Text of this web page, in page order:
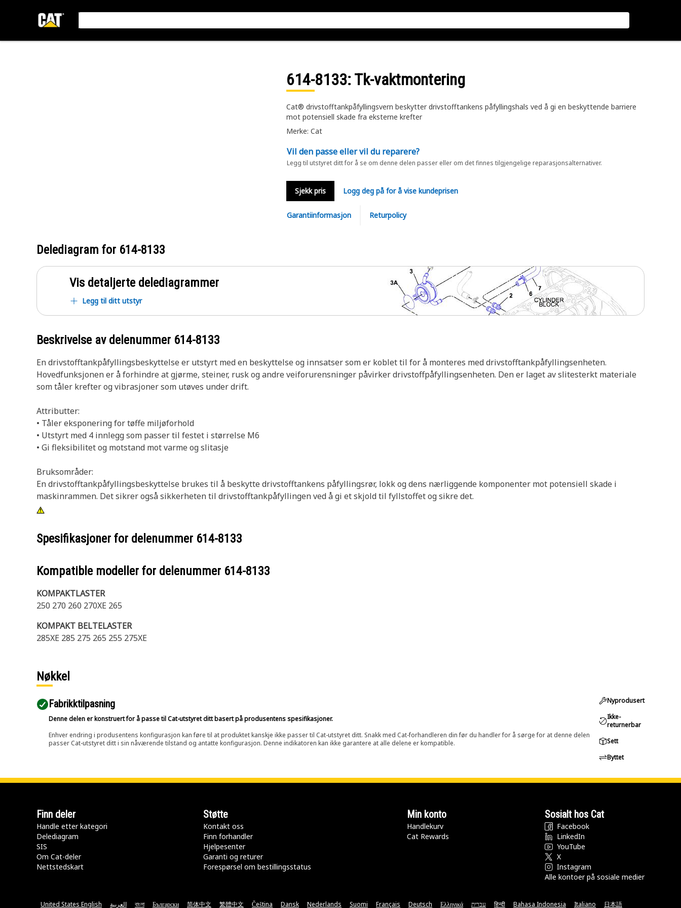
614-8133: Tk-vaktmontering
Cat® drivstofftankpåfyllingsvern beskytter drivstofftankens påfyllingshals ved å gi en beskyttende barriere
mot potensiell skade fra eksterne krefter
Merke: Cat
Vil den passe eller vil du reparere?
Legg til utstyret ditt for å se om denne delen passer eller om det finnes tilgjengelige reparasjonsalternativer.
Sjekk pris Logg deg på for å vise kundeprisen
Garantiinformasjon Returpolicy
Delediagram for 614-8133
Vis detaljerte delediagrammer
Legg til ditt utstyr
Beskrivelse av delenummer 614-8133
En drivstofftankpåfyllingsbeskyttelse er utstyrt med en beskyttelse og innsatser som er koblet til for å monteres med drivstofftankpåfyllingsenheten.
Hovedfunksjonen er å forhindre at gjørme, steiner, rusk og andre veiforurensninger påvirker drivstoffpåfyllingsenheten. Den er laget av slitesterkt materiale
som tåler krefter og vibrasjoner som utøves under drift.
Attributter:
• Tåler eksponering for tøffe miljøforhold
• Utstyrt med 4 innlegg som passer til festet i størrelse M6
• Gi fleksibilitet og motstand mot varme og slitasje
Bruksområder:
En drivstofftankpåfyllingsbeskyttelse brukes til å beskytte drivstofftankens påfyllingsrør, lokk og dens nærliggende komponenter mot potensiell skade i
maskinrammen. Det sikrer også sikkerheten til drivstofftankpåfyllingen ved å gi et skjold til fyllstoffet og sikre det.
Spesifikasjoner for delenummer 614-8133
Kompatible modeller for delenummer 614-8133
KOMPAKTLASTER
250 270 260 270XE 265
KOMPAKT BELTELASTER
285XE 285 275 265 255 275XE
Nøkkel
Fabrikktilpasning
Denne delen er konstruert for å passe til Cat-utstyret ditt basert på produsentens spesifikasjoner.
Enhver endring i produsentens konfigurasjon kan føre til at produktet kanskje ikke passer til Cat-utstyret ditt. Snakk med Cat-forhandleren din før du handler for å sørge for at denne delen
passer Cat-utstyret ditt i sin nåværende tilstand og antatte konfigurasjon. Denne indikatoren kan ikke garantere at alle delene er kompatible.
Nyprodusert
Ikke-
returnerbar
Sett
Byttet
Finn deler
Handle etter kategori
Delediagram
SIS
Om Cat-deler
Nettstedskart
Støtte
Kontakt oss
Finn forhandler
Hjelpesenter
Garanti og returer
Forespørsel om bestillingsstatus
Min konto
Handlekurv
Cat Rewards
Sosialt hos Cat
Facebook
LinkedIn
YouTube
X
Instagram
Alle kontoer på sosiale medier
United States English العربية বাংলা Български 简体中文 繁體中文 Čeština Dansk Nederlands Suomi Français Deutsch Ελληνικά עברית हिन्दी Bahasa Indonesia Italiano 日本語